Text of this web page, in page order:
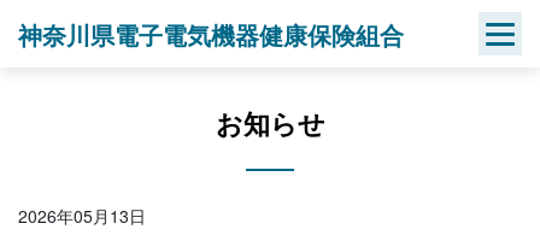
神奈川県電子電気機器健康保険組合
お知らせ
2026年05月13日